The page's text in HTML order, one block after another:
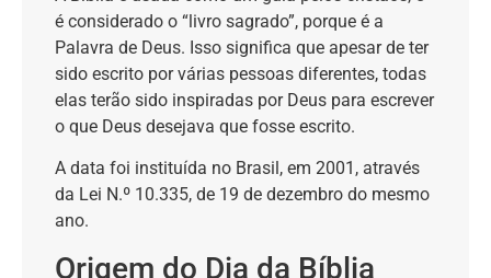
é considerado o “livro sagrado”, porque é a
Palavra de Deus. Isso significa que apesar de ter
sido escrito por várias pessoas diferentes, todas
elas terão sido inspiradas por Deus para escrever
o que Deus desejava que fosse escrito.
A data foi instituída no Brasil, em 2001, através
da Lei N.º 10.335, de 19 de dezembro do mesmo
ano.
Origem do Dia da Bíblia